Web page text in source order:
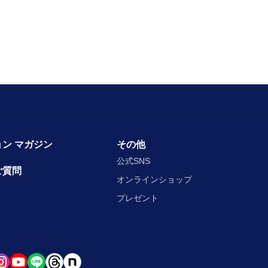
マガジン
問
その他
公式SNS
オンラインショップ
プレゼント